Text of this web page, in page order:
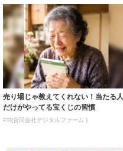
売り場じゃ教えてくれない！当たる人
だけがやってる宝くじの習慣
PR(合同会社デジタルファーム )